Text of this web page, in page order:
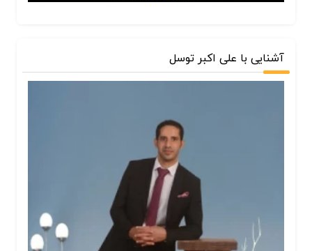
آشنایی با علی اکبر توسل